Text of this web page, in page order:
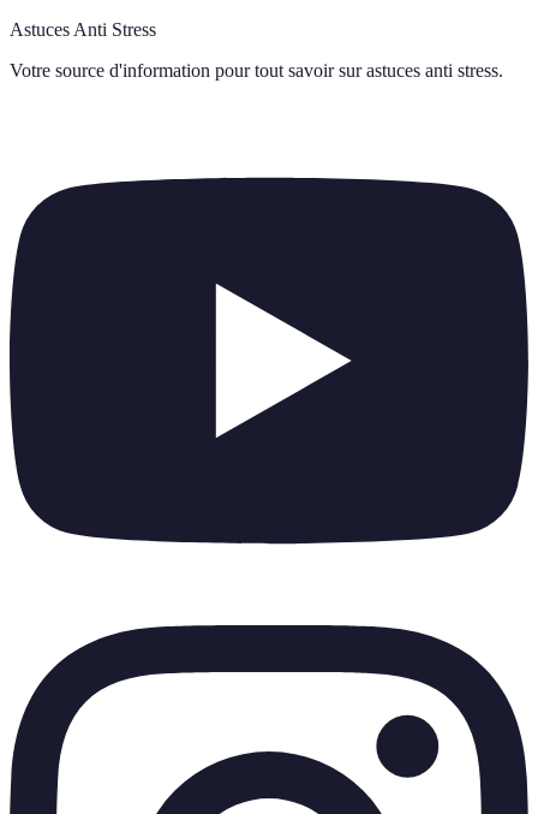
Astuces Anti Stress
Votre source d'information pour tout savoir sur astuces anti stress.